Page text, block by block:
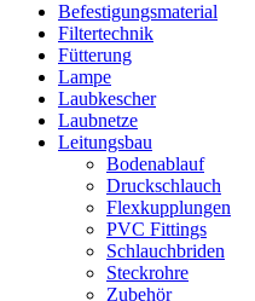
Befestigungsmaterial
Filtertechnik
Fütterung
Lampe
Laubkescher
Laubnetze
Leitungsbau
Bodenablauf
Druckschlauch
Flexkupplungen
PVC Fittings
Schlauchbriden
Steckrohre
Zubehör